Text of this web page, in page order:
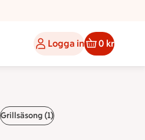
Logga in 0 kr
Grillsäsong (1)